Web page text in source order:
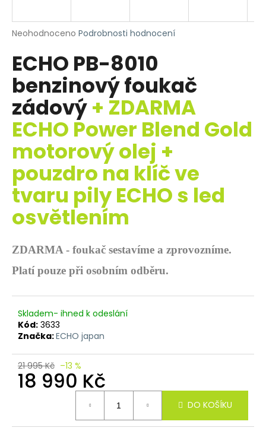
Průměrné
produktu
je
0,0
5
hvězdiček.
Neohodnoceno Podrobnosti hodnocení
ECHO PB-8010
benzinový foukač
zádový+ ZDARMA
ECHO Power Blend Gold
motorový olej +
pouzdro na klíč ve
tvaru pily ECHO s led
osvětlením
ZDARMA - foukač sestavíme a zprovozníme.
Platí pouze při osobním odběru.
Skladem- ihned k odeslání
Kód: 3633
Značka:ECHO japan
21 995 Kč –13 %
18 990 Kč
DO KOŠÍKU
j
t
?
HLEDAT
D
o
p
o
r
u
č
j
e
m
e